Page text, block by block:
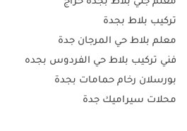
تركيب بلاط بجدة
معلم بلاط حي المرجان جدة
فني تركيب بلاط حي الفردوس بجده
بورسلان رخام حمامات بجدة
محلات سيراميك جدة